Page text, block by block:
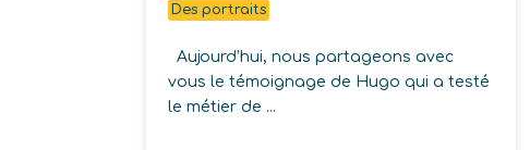
Des portraits
Aujourd’hui, nous partageons avec
vous le témoignage de Hugo qui a testé
le métier de ...